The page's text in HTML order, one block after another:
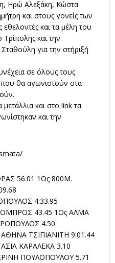
Ηρώ Αλεξάκη, Κώστα
και στους γονείς των
και τα μέλη του
και την
για την στήριξή
σε όλους τους
που θα αγωνιστούν στα
μετάλλια και στο link τα
και την
56.01 1Ος 800Μ.
4:33.95
43.45 1Ος ΑΛΜΑ
4.50
ΤΣΙΠΙΑΝΙΤΗ 9:01.44
ΚΑΡΑΛΕΚΑ 3.10
ΠΟΥΛΟΠΟΥΛΟΥ 5.71